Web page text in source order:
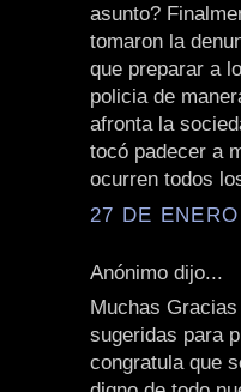
asunto?
tomaron la
que preparar a
policia de
afronta la
tocó padecer a
ocurren todos
27 DE
Anónimo dijo...
Muchas
sugeridas para
congratula que